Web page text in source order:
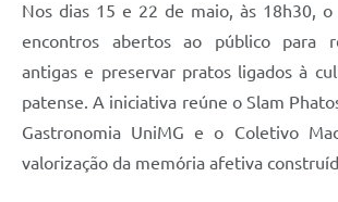
Nos dias 15 e 22 de maio, às 18h30, o
encontros abertos ao público para
antigas e preservar pratos ligados à
patense. A iniciativa reúne o Slam
Gastronomia UniMG e o Coletivo
valorização da memória afetiva